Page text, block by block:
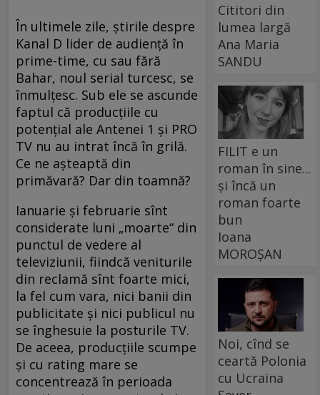
În ultimele zile, știrile despre
Kanal D lider de audiență în
prime-time, cu sau fără
Bahar, noul serial turcesc, se
înmulțesc. Sub ele se ascunde
faptul că producțiile cu
potențial ale Antenei 1 și PRO
TV nu au intrat încă în grilă.
Ce ne așteaptă din
primăvară? Dar din toamnă?
Ianuarie și februarie sînt
considerate luni „moarte“ din
punctul de vedere al
televiziunii, fiindcă veniturile
din reclamă sînt foarte mici,
la fel cum vara, nici banii din
publicitate și nici publicul nu
se înghesuie la posturile TV.
De aceea, producțiile scumpe
și cu rating mare se
concentrează în perioada
Cititori din
lumea largă
Ana Maria
SANDU
FILIT e un
roman în sine...
și încă un
roman foarte
bun
Ioana
MOROȘAN
Noi, cînd se
ceartă Polonia
cu Ucraina